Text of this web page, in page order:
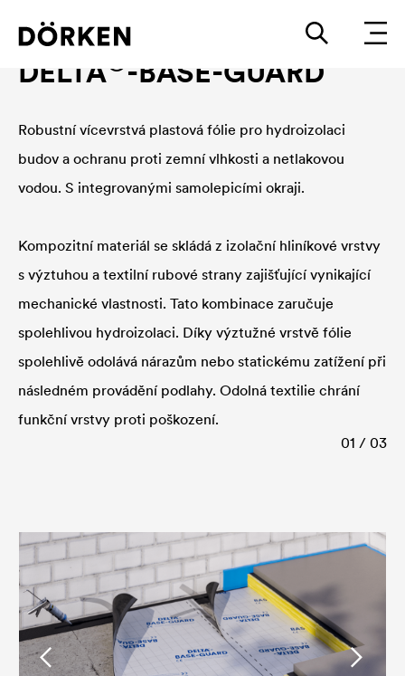
DELTA®-BASE-GUARD
Robustní vícevrstvá plastová fólie pro hydroizolaci
budov a ochranu proti zemní vlhkosti a netlakovou
vodou. S integrovanými samolepicími okraji.
Kompozitní materiál se skládá z izolační hliníkové vrstvy
s výztuhou a textilní rubové strany zajišťující vynikající
mechanické vlastnosti. Tato kombinace zaručuje
spolehlivou hydroizolaci. Díky výztužné vrstvě fólie
spolehlivě odolává nárazům nebo statickému zatížení při
následném provádění podlahy. Odolná textilie chrání
funkční vrstvy proti poškození.
01 / 03